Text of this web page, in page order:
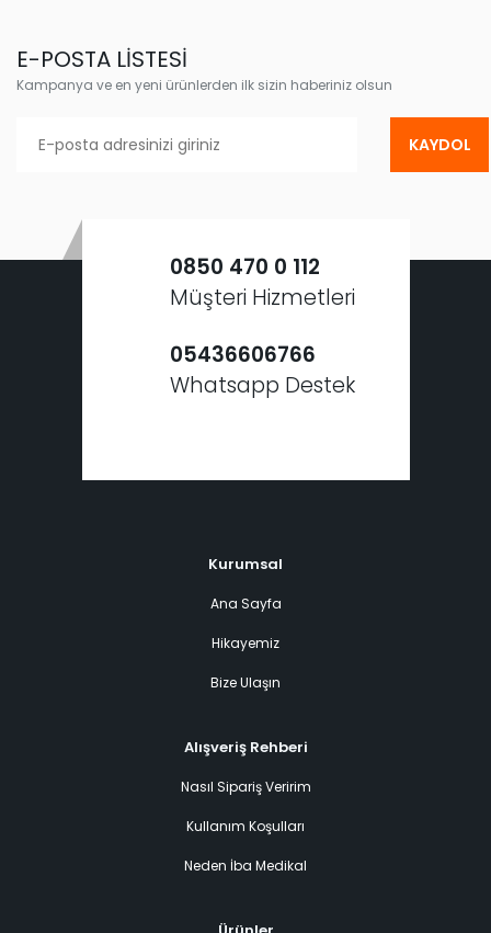
E-POSTA LİSTESİ
Kampanya ve en yeni ürünlerden ilk sizin haberiniz olsun
KAYDOL
0850 470 0 112
Müşteri Hizmetleri
05436606766
Whatsapp Destek
Kurumsal
Ana Sayfa
Hikayemiz
Bize Ulaşın
Alışveriş Rehberi
Nasıl Sipariş Veririm
Kullanım Koşulları
Neden İba Medikal